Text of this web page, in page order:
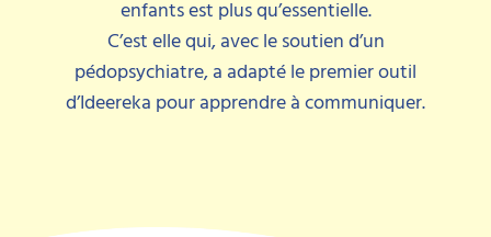
enfants est plus qu’essentielle.
C’est elle qui, avec le soutien d’un
pédopsychiatre, a adapté le premier outil
d’Ideereka pour apprendre à communiquer.